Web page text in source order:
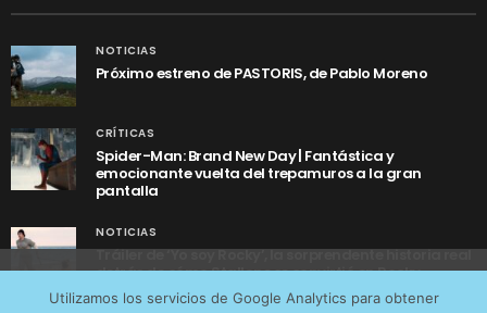
NOTICIAS
Próximo estreno de PASTORIS, de Pablo Moreno
CRÍTICAS
Spider-Man: Brand New Day | Fantástica y
emocionante vuelta del trepamuros a la gran
pantalla
NOTICIAS
Tráiler de ‘Yo soy Rocky’, la sorprendente historia real
detrás de cómo Stallone se convirtió en Rocky
Utilizamos los servicios de Google Analytics para obtener
tráfico web que recibimos y conocer los servicios que